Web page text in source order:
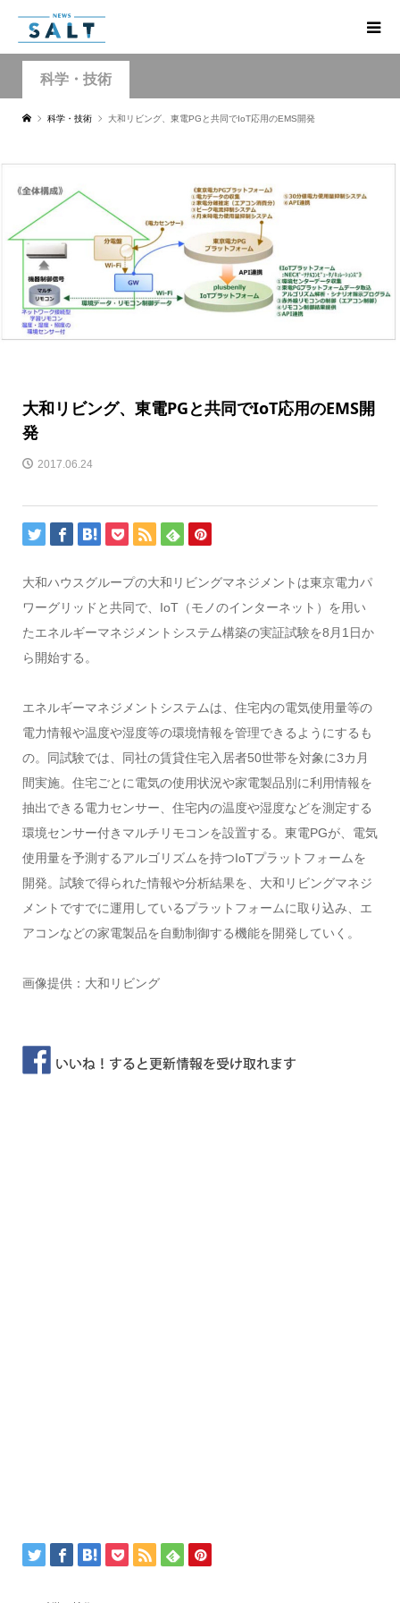
科学・技術
科学・技術 大和リビング、東電PGと共同でIoT応用のEMS開発
大和リビング、東電PGと共同でIoT応用のEMS開
発
2017.06.24
大和ハウスグループの大和リビングマネジメントは東京電力パ
ワーグリッドと共同で、IoT（モノのインターネット）を用い
たエネルギーマネジメントシステム構築の実証試験を8月1日か
ら開始する。
エネルギーマネジメントシステムは、住宅内の電気使用量等の
電力情報や温度や湿度等の環境情報を管理できるようにするも
の。同試験では、同社の賃貸住宅入居者50世帯を対象に3カ月
間実施。住宅ごとに電気の使用状況や家電製品別に利用情報を
抽出できる電力センサー、住宅内の温度や湿度などを測定する
環境センサー付きマルチリモコンを設置する。東電PGが、電気
使用量を予測するアルゴリズムを持つIoTプラットフォームを
開発。試験で得られた情報や分析結果を、大和リビングマネジ
メントですでに運用しているプラットフォームに取り込み、エ
アコンなどの家電製品を自動制御する機能を開発していく。
画像提供：大和リビング